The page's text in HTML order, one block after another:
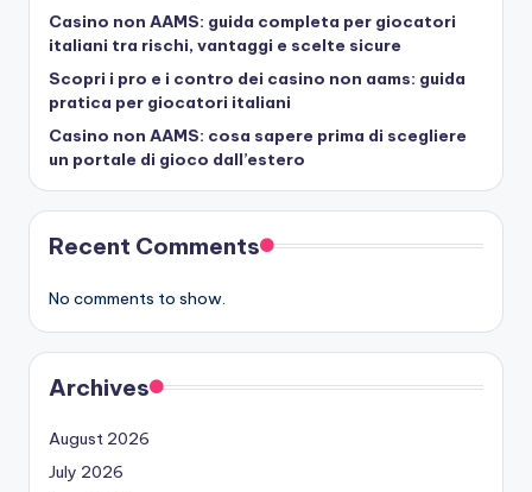
Casino non AAMS: guida completa per giocatori
italiani tra rischi, vantaggi e scelte sicure
Scopri i pro e i contro dei casino non aams: guida
pratica per giocatori italiani
Casino non AAMS: cosa sapere prima di scegliere
un portale di gioco dall’estero
Recent Comments
No comments to show.
Archives
August 2026
July 2026